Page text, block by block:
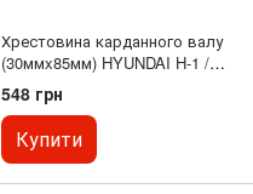
Хрестовина карданного валу
(30ммx85мм) HYUNDAI H-1 /
STAREX; MITSUBISHI L200,
L400, PAJERO I, PAJERO II,
PAJERO SPORT I 2.0-3.5
01.83-
548 грн
Купити